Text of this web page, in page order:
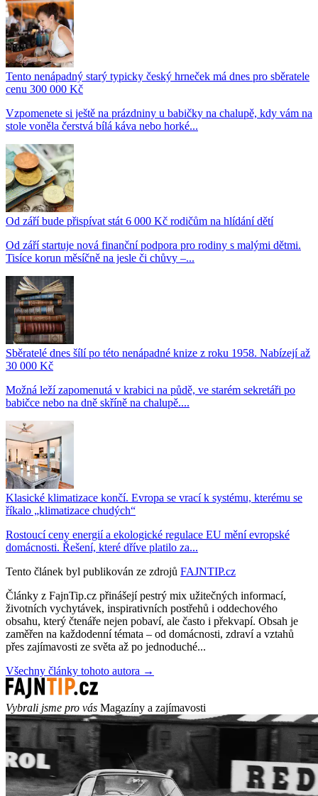
Tento nenápadný starý typicky český hrneček má dnes pro sběratele
cenu 300 000 Kč
Vzpomenete si ještě na prázdniny u babičky na chalupě, kdy vám na
stole voněla čerstvá bílá káva nebo horké...
Od září bude přispívat stát 6 000 Kč rodičům na hlídání dětí
Od září startuje nová finanční podpora pro rodiny s malými dětmi.
Tisíce korun měsíčně na jesle či chůvy –...
Sběratelé dnes šílí po této nenápadné knize z roku 1958. Nabízejí až
30 000 Kč
Možná leží zapomenutá v krabici na půdě, ve starém sekretáři po
babičce nebo na dně skříně na chalupě....
Klasické klimatizace končí. Evropa se vrací k systému, kterému se
říkalo „klimatizace chudých“
Rostoucí ceny energií a ekologické regulace EU mění evropské
domácnosti. Řešení, které dříve platilo za...
Tento článek byl publikován ze zdrojů FAJNTIP.cz
Články z FajnTip.cz přinášejí pestrý mix užitečných informací,
životních vychytávek, inspirativních postřehů i oddechového
obsahu, který čtenáře nejen pobaví, ale často i překvapí. Obsah je
zaměřen na každodenní témata – od domácnosti, zdraví a vztahů
přes zajímavosti ze světa až po jednoduché...
Všechny články tohoto autora →
Vybrali jsme pro vás Magazíny a zajímavosti